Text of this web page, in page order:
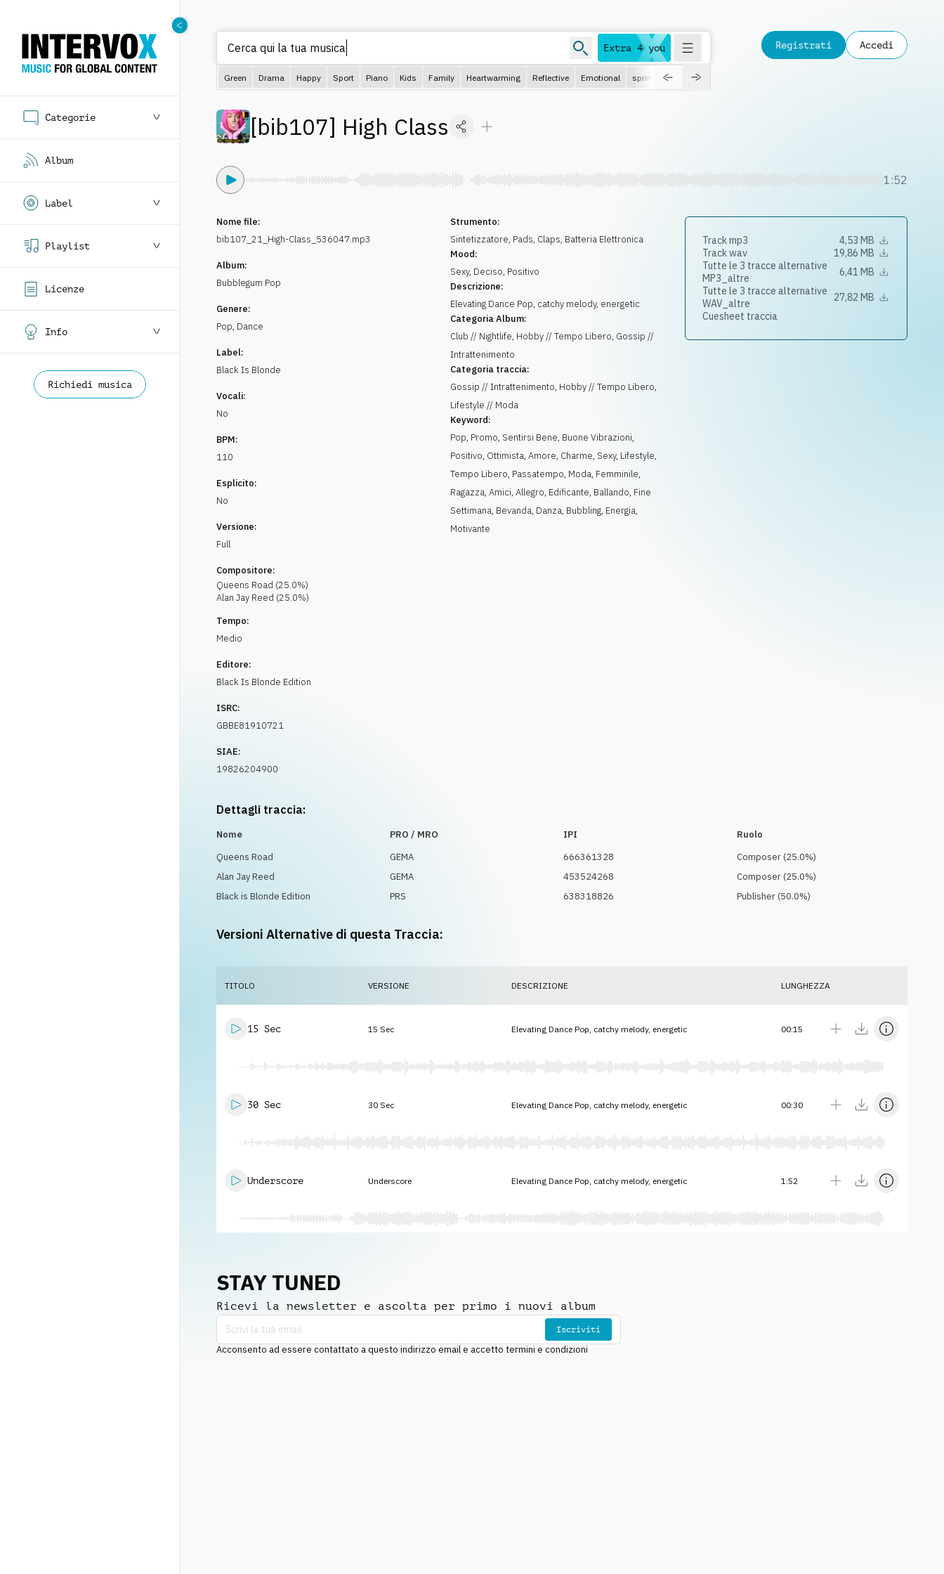
Categorie
Album
Label
Playlist
Licenze
Info
Richiedi musica
Extra 4 you
Cerca
Green Drama Happy Sport Piano Kids Family Heartwarming Reflective Emotional spring
Registrati Accedi
[bib107] High Class
1:52
Nome file:
bib107_21_High-Class_536047.mp3
Album:
Bubblegum Pop
Genere:
Pop, Dance
Label:
Black Is Blonde
Vocali:
No
BPM:
110
Esplicito:
No
Versione:
Full
Compositore:
Queens Road (25.0%)
Alan Jay Reed (25.0%)
Tempo:
Medio
Editore:
Black Is Blonde Edition
ISRC:
GBBE81910721
SIAE:
19826204900
Strumento:
Sintetizzatore, Pads, Claps, Batteria Elettronica
Mood:
Sexy, Deciso, Positivo
Descrizione:
Elevating Dance Pop, catchy melody, energetic
Categoria Album:
Club // Nightlife, Hobby // Tempo Libero, Gossip //
Intrattenimento
Categoria traccia:
Gossip // Intrattenimento, Hobby // Tempo Libero,
Lifestyle // Moda
Keyword:
Pop, Promo, Sentirsi Bene, Buone Vibrazioni,
Positivo, Ottimista,Amore, Charme, Sexy, Lifestyle,
Tempo Libero, Passatempo, Moda, Femminile,
Ragazza,Amici,Allegro, Edificante, Ballando, Fine
Settimana, Bevanda, Danza, Bubbling, Energia,
Motivante
Track mp3
4,53 MB
Track wav
19,86 MB
Tutte le 3 tracce alternative
MP3_altre
6,41 MB
Tutte le 3 tracce alternative
WAV_altre
27,82 MB
Cuesheet traccia
Dettagli traccia:
Nome PRO / MRO IPI
Ruolo
Queens Road
GEMA 666361328 Composer(25.0%)
Alan Jay Reed
GEMA 453524268 Composer(25.0%)
Black is Blonde Edition
PRS 638318826 Publisher(50.0%)
Versioni Alternative di questa Traccia:
TITOLO VERSIONE DESCRIZIONE LUNGHEZZA
15 Sec 15 Sec Elevating Dance Pop, catchy melody, energetic 00:15
30 Sec 30 Sec Elevating Dance Pop, catchy melody, energetic 00:30
Underscore Underscore Elevating Dance Pop, catchy melody, energetic 1:52
STAY TUNED
Ricevi la newsletter e ascolta per primo i nuovi album
Iscriviti
Acconsento ad essere contattato a questo indirizzo email e accetto termini e condizioni